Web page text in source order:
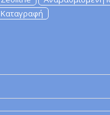
Καταγραφή